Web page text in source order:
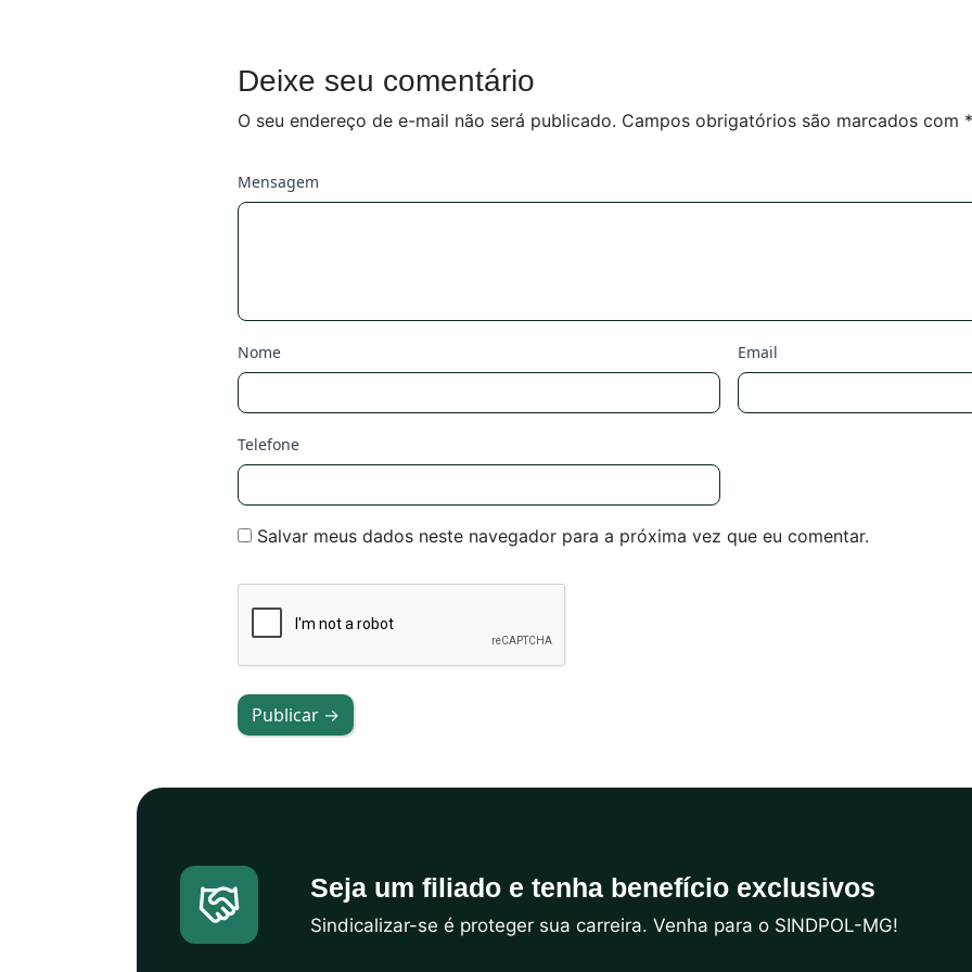
Deixe seu comentário
O seu endereço de e-mail não será publicado. Campos obrigatórios são marcados com *
Mensagem
Nome Email
Telefone
Salvar meus dados neste navegador para a próxima vez que eu comentar.
Publicar →
Seja um filiado e tenha benefício exclusivos
Sindicalizar-se é proteger sua carreira. Venha para o SINDPOL-MG!